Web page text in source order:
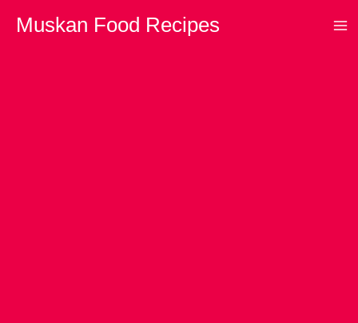
Muskan Food Recipes